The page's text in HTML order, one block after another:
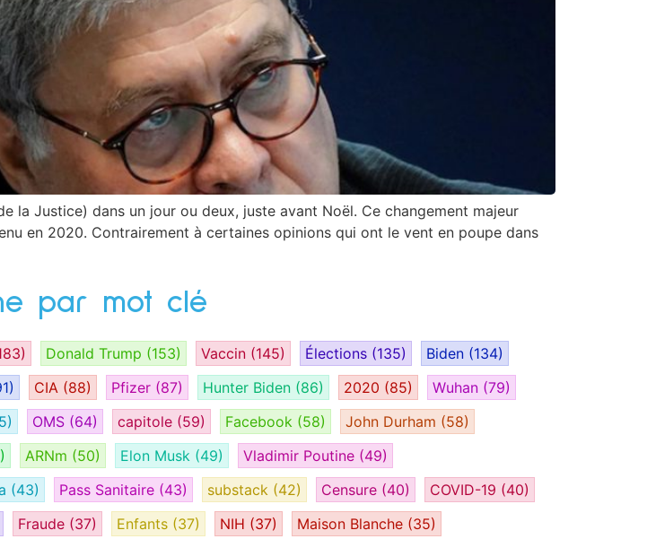
la Justice) dans un jour ou deux, juste avant Noël. Ce changement majeur
en 2020. Contrairement à certaines opinions qui ont le vent en poupe dans
par mot clé
Donald Trump (153) Vaccin (145) Élections (135) Biden (134)
CIA (88) Pfizer (87) Hunter Biden (86) 2020 (85) Wuhan (79)
OMS (64) capitole (59) Facebook (58) John Durham (58)
ARNm (50) Elon Musk (49) Vladimir Poutine (49)
(43) Pass Sanitaire (43) substack (42) Censure (40) COVID-19 (40)
Fraude (37) Enfants (37) NIH (37) Maison Blanche (35)